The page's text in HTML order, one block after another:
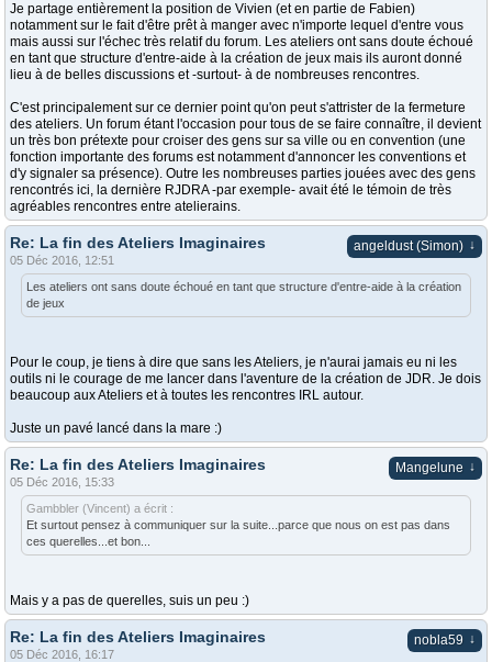
Je partage entièrement la position de Vivien (et en partie de Fabien)
notamment sur le fait d'être prêt à manger avec n'importe lequel d'entre vous
mais aussi sur l'échec très relatif du forum. Les ateliers ont sans doute échoué
en tant que structure d'entre-aide à la création de jeux mais ils auront donné
lieu à de belles discussions et -surtout- à de nombreuses rencontres.
C'est principalement sur ce dernier point qu'on peut s'attrister de la fermeture
des ateliers. Un forum étant l'occasion pour tous de se faire connaître, il devient
un très bon prétexte pour croiser des gens sur sa ville ou en convention (une
fonction importante des forums est notamment d'annoncer les conventions et
d'y signaler sa présence). Outre les nombreuses parties jouées avec des gens
rencontrés ici, la dernière RJDRA -par exemple- avait été le témoin de très
agréables rencontres entre atelierains.
angeldust (Simon) ↓
Re: La fin des Ateliers Imaginaires
05 Déc 2016, 12:51
Les ateliers ont sans doute échoué en tant que structure d'entre-aide à la création
de jeux
Pour le coup, je tiens à dire que sans les Ateliers, je n'aurai jamais eu ni les
outils ni le courage de me lancer dans l'aventure de la création de JDR. Je dois
beaucoup aux Ateliers et à toutes les rencontres IRL autour.
Juste un pavé lancé dans la mare :)
Mangelune ↓
Re: La fin des Ateliers Imaginaires
05 Déc 2016, 15:33
Gambbler (Vincent) a écrit :
Et surtout pensez à communiquer sur la suite...parce que nous on est pas dans
ces querelles...et bon...
Mais y a pas de querelles, suis un peu :)
nobla59 ↓
Re: La fin des Ateliers Imaginaires
05 Déc 2016, 16:17